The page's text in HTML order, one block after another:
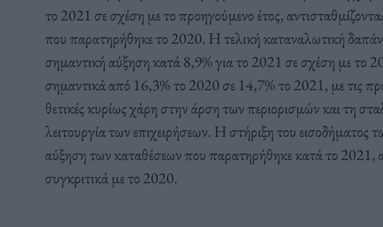
το 2021 σε σχέση με το προηγούμενο έτος,
που παρατηρήθηκε το 2020. Η τελική καταναλωτική
σημαντική αύξηση κατά 8,9% για το 2021 σε σχέση με το
σημαντικά από 16,3% το 2020 σε 14,7% το 2021, με τις
θετικές κυρίως χάρη στην άρση των περιορισμών και τη
λειτουργία των επιχειρήσεων. Η στήριξη του εισοδήματος
αύξηση των καταθέσεων που παρατηρήθηκε κατά το 2021,
συγκριτικά με το 2020.